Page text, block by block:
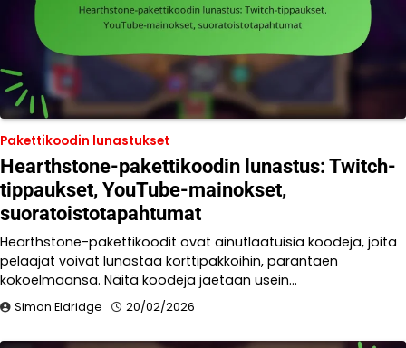
Pakettikoodin lunastukset
Hearthstone-pakettikoodin lunastus: Twitch-
tippaukset, YouTube-mainokset,
suoratoistotapahtumat
Hearthstone-pakettikoodit ovat ainutlaatuisia koodeja, joita
pelaajat voivat lunastaa korttipakkoihin, parantaen
kokoelmaansa. Näitä koodeja jaetaan usein…
Simon Eldridge 20/02/2026